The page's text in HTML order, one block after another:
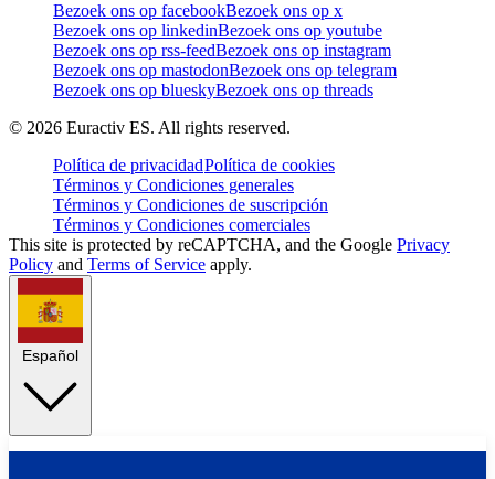
Bezoek ons op facebookBezoek ons op x
Bezoek ons op linkedinBezoek ons op youtube
Bezoek ons op rss-feedBezoek ons op instagram
Bezoek ons op mastodonBezoek ons op telegram
Bezoek ons op blueskyBezoek ons op threads
© 2026 Euractiv ES. All rights reserved.
Política de privacidadPolítica de cookies
Términos y Condiciones generales
Términos y Condiciones de suscripción
Términos y Condiciones comerciales
This site is protected by reCAPTCHA, and the Google Privacy
Policy and Terms of Service apply.
Español